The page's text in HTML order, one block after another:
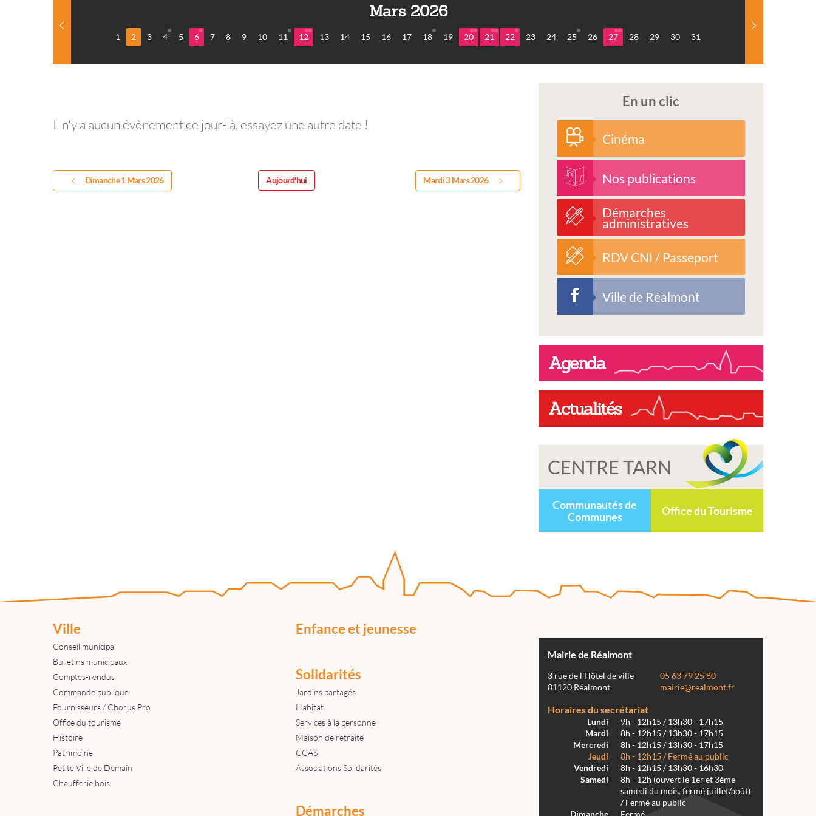
Mars 2026
1 2 3 4 5 6 7 8 9 10 11 12 13 14 15 16 17 18 19 20 21 22 23 24 25 26 27 28 29 30 31
Il n'y a aucun évènement ce jour-là, essayez une autre date !
Dimanche 1 Mars 2026 Aujourd'hui Mardi 3 Mars 2026
En un clic
Cinéma
Nos publications
Démarches
administratives
RDV CNI / Passeport
Ville de Réalmont
Agenda
Actualités
CENTRE TARN
Communautés de
Communes
Office du Tourisme
Ville
Conseil municipal
Bulletins municipaux
Comptes-rendus
Commande publique
Fournisseurs / Chorus Pro
Office du tourisme
Histoire
Patrimoine
Petite Ville de Demain
Chaufferie bois
Enfance et jeunesse
Solidarités
Jardins partagés
Habitat
Services à la personne
Maison de retraite
CCAS
Associations Solidarités
Démarches
Mairie de Réalmont
3 rue de l'Hôtel de ville
81120 Réalmont
05 63 79 25 80
mairie@realmont.fr
Horaires du secrétariat
Lundi
9h - 12h15 / 13h30 - 17h15
Mardi
8h - 12h15 / 13h30 - 17h15
Mercredi
8h - 12h15 / 13h30 - 17h15
Jeudi
8h - 12h15 / Fermé au public
Vendredi
8h - 12h15 / 13h30 - 16h30
Samedi
8h - 12h (ouvert le 1er et 3ème
samedi du mois, fermé juillet/août)
/ Fermé au public
Dimanche
Fermé